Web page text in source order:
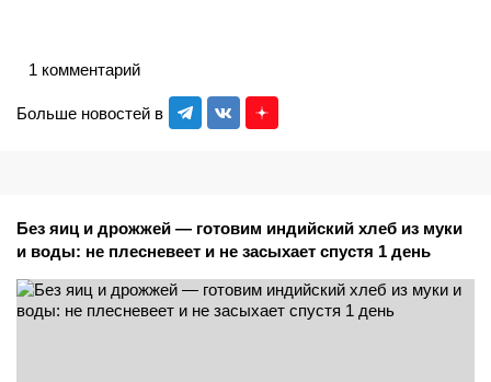
Больше новостей в
1 комментарий
Без яиц и дрожжей — готовим индийский хлеб из муки
и воды: не плесневеет и не засыхает спустя 1 день